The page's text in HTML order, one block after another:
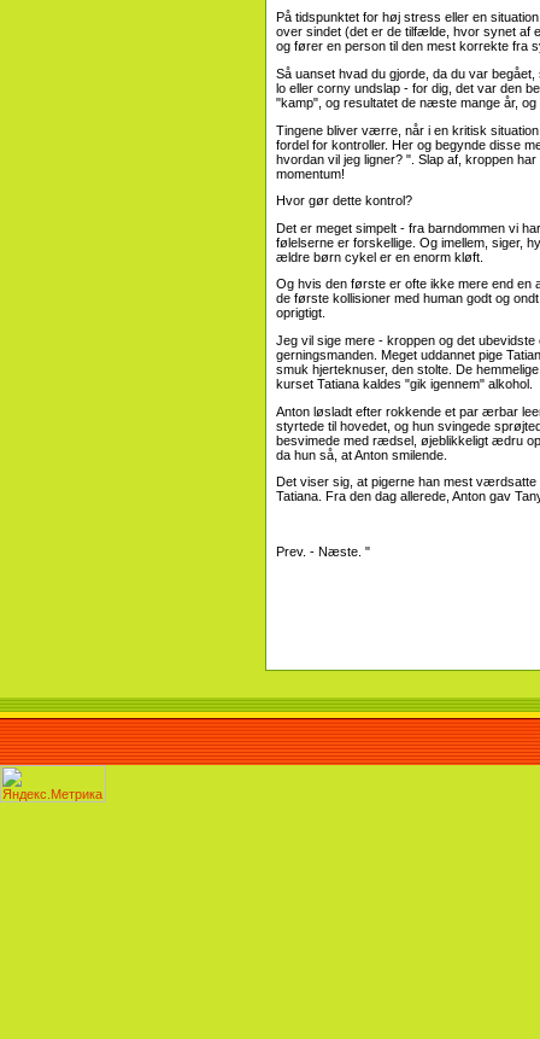
På tidspunktet for høj stress eller en
over sindet (det er de tilfælde, hvor synet af
og fører en person til den mest korrekte fra
Så uanset hvad du gjorde, da du var
lo eller corny undslap - for dig, det var den
"kamp", og resultatet de næste mange år, og
Tingene bliver værre, når i en kritisk
fordel for kontroller. Her og begynde disse
hvordan vil jeg ligner? ". Slap af, kroppen
momentum!
Hvor gør dette kontrol?
Det er meget simpelt - fra barndommen vi
følelserne er forskellige. Og imellem, siger,
ældre børn cykel er en enorm kløft.
Og hvis den første er ofte ikke mere end en
de første kollisioner med human godt og
oprigtigt.
Jeg vil sige mere - kroppen og det
gerningsmanden. Meget uddannet pige
smuk hjerteknuser, den stolte. De
kurset Tatiana kaldes "gik igennem" alkohol.
Anton løsladt efter rokkende et par ærbar
styrtede til hovedet, og hun svingede
besvimede med rædsel, øjeblikkeligt ædru
da hun så, at Anton smilende.
Det viser sig, at pigerne han mest
Tatiana. Fra den dag allerede, Anton gav
Prev. - Næste. "